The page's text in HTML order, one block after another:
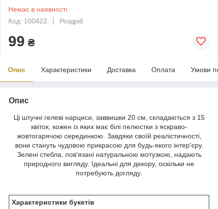
Немає в наявності
Код: 100422
Роздріб
99 ₴
Опис Характеристики Доставка Оплата Умови
Опис
Ці штучні гелеві нарциси, заввишки 20 см, складаються з 15
квіток, кожен із яких має білі пелюстки з яскраво-
жовтогарячою серединкою. Завдяки своїй реалістичності,
вони стануть чудовою прикрасою для будь-якого інтер'єру.
Зелені стебла, пов'язані натуральною мотузкою, надають
природного вигляду. Ідеальні для декору, оскільки не
потребують догляду.
Характеристики букетів